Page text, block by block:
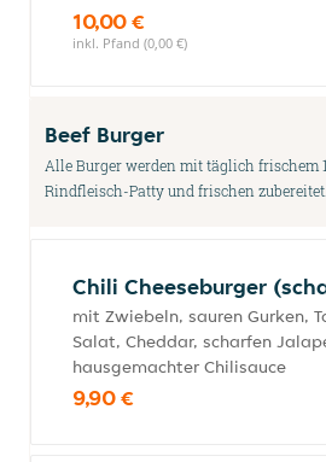
10,00 €
inkl. Pfand (0,00 €)
Beef Burger
Alle Burger werden mit täglich frischem
Rindfleisch-Patty und frischen zubereitet.
Chili Cheeseburger
mit Zwiebeln, sauren Gurken,
Salat, Cheddar, scharfen
hausgemachter Chilisauce
9,90 €